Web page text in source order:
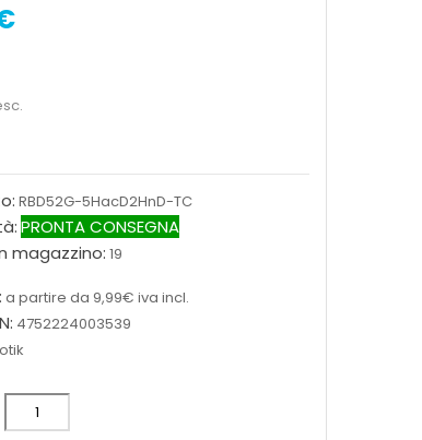
RBD52G-5HacD2HnD-TC
PRONTA CONSEGNA
magazzino: 19
a partire da 9,99€ iva incl.
4752224003539